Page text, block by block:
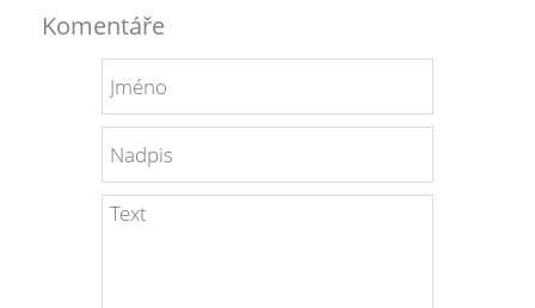
Komentáře